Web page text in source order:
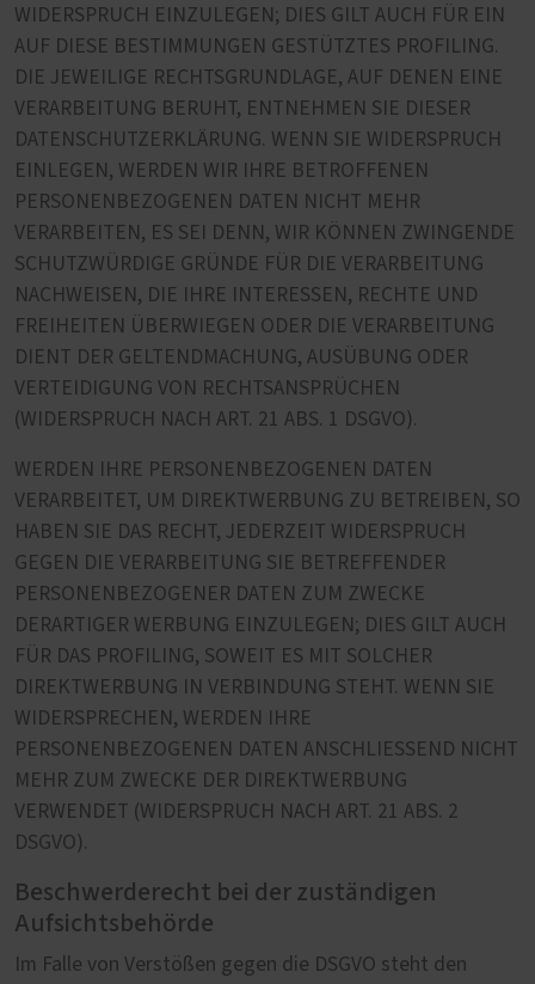
WIDERSPRUCH EINZULEGEN; DIES GILT AUCH FÜR EIN
AUF DIESE BESTIMMUNGEN GESTÜTZTES PROFILING.
DIE JEWEILIGE RECHTSGRUNDLAGE, AUF DENEN EINE
VERARBEITUNG BERUHT, ENTNEHMEN SIE DIESER
DATENSCHUTZERKLÄRUNG. WENN SIE WIDERSPRUCH
EINLEGEN, WERDEN WIR IHRE BETROFFENEN
PERSONENBEZOGENEN DATEN NICHT MEHR
VERARBEITEN, ES SEI DENN, WIR KÖNNEN ZWINGENDE
SCHUTZWÜRDIGE GRÜNDE FÜR DIE VERARBEITUNG
NACHWEISEN, DIE IHRE INTERESSEN, RECHTE UND
FREIHEITEN ÜBERWIEGEN ODER DIE VERARBEITUNG
DIENT DER GELTENDMACHUNG, AUSÜBUNG ODER
VERTEIDIGUNG VON RECHTSANSPRÜCHEN
(WIDERSPRUCH NACH ART. 21 ABS. 1 DSGVO).
WERDEN IHRE PERSONENBEZOGENEN DATEN
VERARBEITET, UM DIREKTWERBUNG ZU BETREIBEN, SO
HABEN SIE DAS RECHT, JEDERZEIT WIDERSPRUCH
GEGEN DIE VERARBEITUNG SIE BETREFFENDER
PERSONENBEZOGENER DATEN ZUM ZWECKE
DERARTIGER WERBUNG EINZULEGEN; DIES GILT AUCH
FÜR DAS PROFILING, SOWEIT ES MIT SOLCHER
DIREKTWERBUNG IN VERBINDUNG STEHT. WENN SIE
WIDERSPRECHEN, WERDEN IHRE
PERSONENBEZOGENEN DATEN ANSCHLIESSEND NICHT
MEHR ZUM ZWECKE DER DIREKTWERBUNG
VERWENDET (WIDERSPRUCH NACH ART. 21 ABS. 2
DSGVO).
Beschwerderecht bei der zuständigen
Aufsichtsbehörde
Im Falle von Verstößen gegen die DSGVO steht den